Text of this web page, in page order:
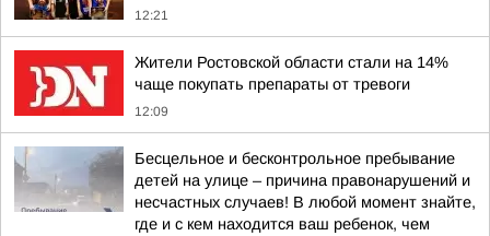
12:21
Жители Ростовской области стали на 14%
чаще покупать препараты от тревоги
12:09
Бесцельное и бесконтрольное пребывание
детей на улице – причина правонарушений и
несчастных случаев! В любой момент знайте,
где и с кем находится ваш ребенок, чем